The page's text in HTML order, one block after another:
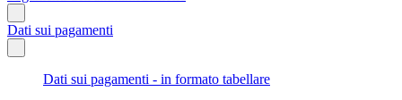
Dati sui pagamenti
Dati sui pagamenti - in formato tabellare